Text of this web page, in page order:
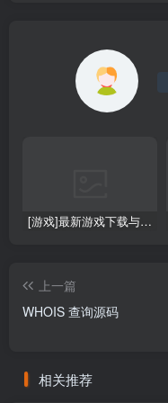
[游戏]最新游戏下载与安装教程
上一篇
WHOIS 查询源码
相关推荐